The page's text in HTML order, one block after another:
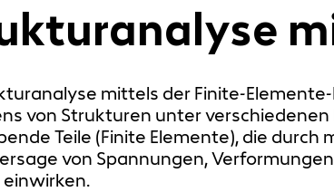
mittels der Finite-
von Strukturen unter
Teile (Finite Elemente), die
von Spannungen,